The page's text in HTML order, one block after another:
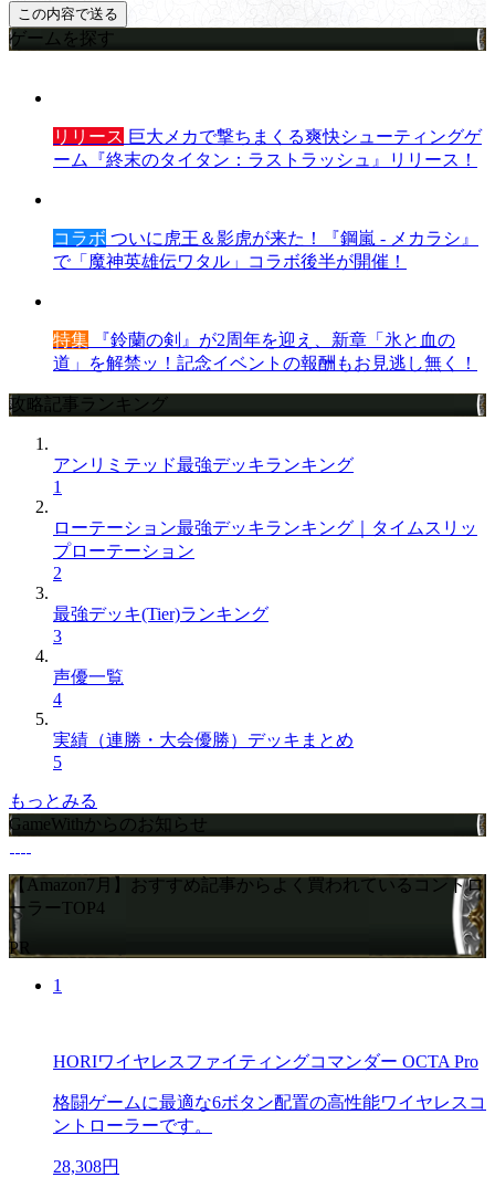
ゲームを探す
リリース 巨大メカで撃ちまくる爽快シューティングゲ
ーム『終末のタイタン：ラストラッシュ』リリース！
コラボ ついに虎王＆影虎が来た！『鋼嵐 - メカラシ』
で「魔神英雄伝ワタル」コラボ後半が開催！
特集 『鈴蘭の剣』が2周年を迎え、新章「氷と血の
道」を解禁ッ！記念イベントの報酬もお見逃し無く！
攻略記事ランキング
アンリミテッド最強デッキランキング
1
ローテーション最強デッキランキング｜タイムスリッ
プローテーション
2
最強デッキ(Tier)ランキング
3
声優一覧
4
実績（連勝・大会優勝）デッキまとめ
5
もっとみる
GameWithからのお知らせ
【Amazon7月】おすすめ記事からよく買われているコントロ
ーラーTOP4
PR
1
HORIワイヤレスファイティングコマンダー OCTA Pro
格闘ゲームに最適な6ボタン配置の高性能ワイヤレスコ
ントローラーです。
28,308円